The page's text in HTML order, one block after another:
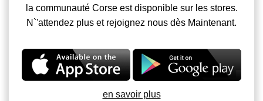
la communauté Corse est disponible sur les stores.
N`'attendez plus et rejoignez nous dès Maintenant.
en savoir plus